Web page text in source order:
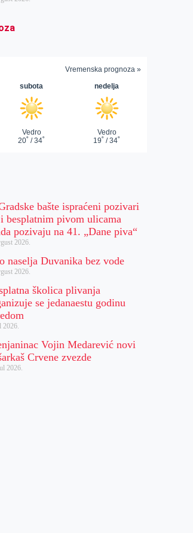
bašte ispraćeni pozivari
besplatnim pivom ulicama
pozivaju na 41. „Dane piva“
2026.
naselja Duvanika bez vode
2026.
školica plivanja
se jedanaestu godinu
2026.
Vojin Medarević novi
Crvene zvezde
2026.